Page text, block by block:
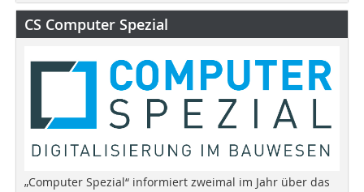
CS Computer Spezial
„Computer Spezial“ informiert zweimal im Jahr über das